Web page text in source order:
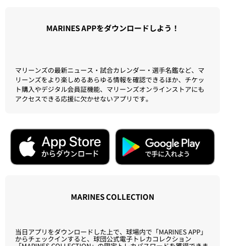
目指してください。
※がちゃカプセルは再利用のため、回収します。
※購入ポイントは加算されません。
DIGITAL CONTENTS